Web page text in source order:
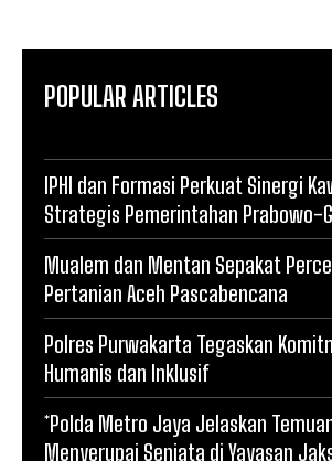
POPULAR ARTICLES
IPHI dan Formasi Perkuat Sinergi
Strategis Pemerintahan Prabowo-
Mualem dan Mentan Sepakat
Pertanian Aceh Pascabencana
Polres Purwakarta Tegaskan
Humanis dan Inklusif
*Polda Metro Jaya Jelaskan
Menyerupai Senjata di Yayasan